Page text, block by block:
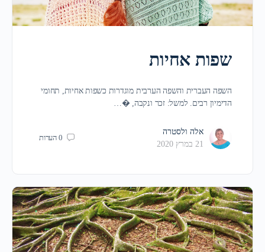
שפות אחיות
השפה העברית והשפה הערבית מוגדרות כשפות אחיות, תחומי
הדימיון רבים. למשל: זכר ונקבה, �…
אלה ולסטרה
21 במרץ 2020
0 הערות